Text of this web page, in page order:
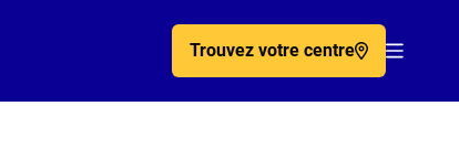
Trouvez votre centre